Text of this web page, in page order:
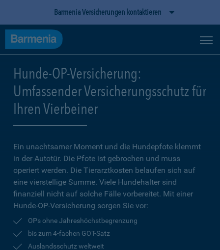
Barmenia Versicherungen kontaktieren
Hunde-OP-Versicherung:
Umfassender Versicherungsschutz für
Ihren Vierbeiner
Ein unachtsamer Moment und die Hundepfote klemmt
in der Autotür. Die Pfote ist gebrochen und muss
operiert werden. Die Tierarztkosten belaufen sich auf
eine vierstellige Summe. Viele Hundehalter sind
finanziell nicht auf solche Fälle vorbereitet. Mit einer
Hunde-OP-Versicherung sorgen Sie vor:
OPs ohne Jahreshöchstbegrenzung
bis zum 4-fachen GOT-Satz
Auslandsschutz weltweit